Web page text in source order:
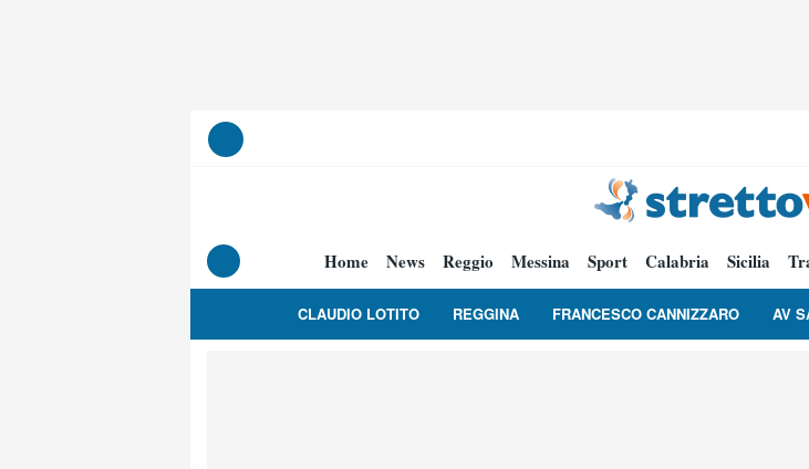
Home News Reggio Messina Sport Calabria Sicilia
CLAUDIO LOTITO REGGINA FRANCESCO CANNIZZARO AV